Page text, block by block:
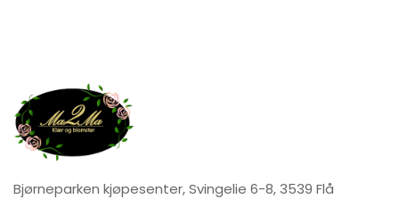
Bjørneparken kjøpesenter, Svingelie 6-8, 3539 Flå